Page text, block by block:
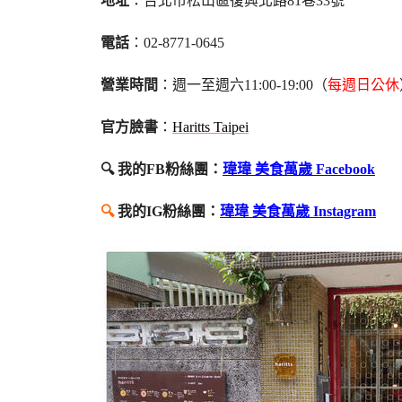
電話 ：02-8771-0645
營業時間 ：週一至週六11:00-19:00（每週日公休
官方臉書 ： Haritts Taipei
🔍 我的FB粉絲團： 瑋瑋 美食萬歲 Facebook
🔍我的IG粉絲團： 瑋瑋 美食萬歲 Instagram